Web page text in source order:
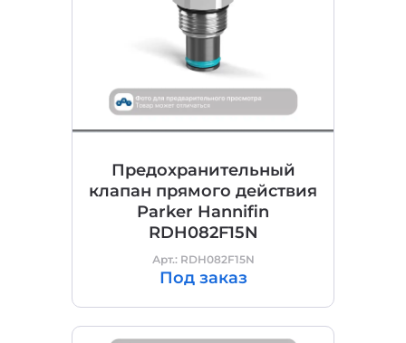
Предохранительный
клапан прямого действия
Parker Hannifin
RDH082F15N
Арт.: RDH082F15N
Под заказ